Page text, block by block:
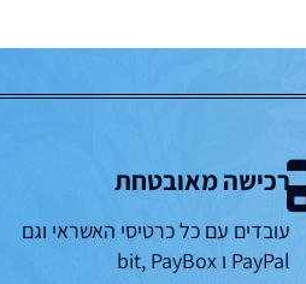
רכישה מאובטחת
עובדים עם כל כרטיסי האשראי וגם
PayPal ו bit, PayBox